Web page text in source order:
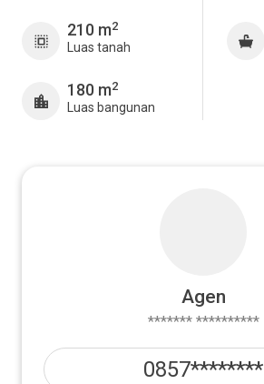
210 m2
Luas tanah
180 m2
Luas bangunan
Agen
******* **********
0857********